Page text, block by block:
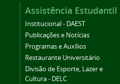
Assistência Estudantil
Institucional - DAEST
Publicações e Notícias
Programas e Auxílios
Restaurante Universitário
Divisão de Esporte, Lazer e
Cultura - DELC